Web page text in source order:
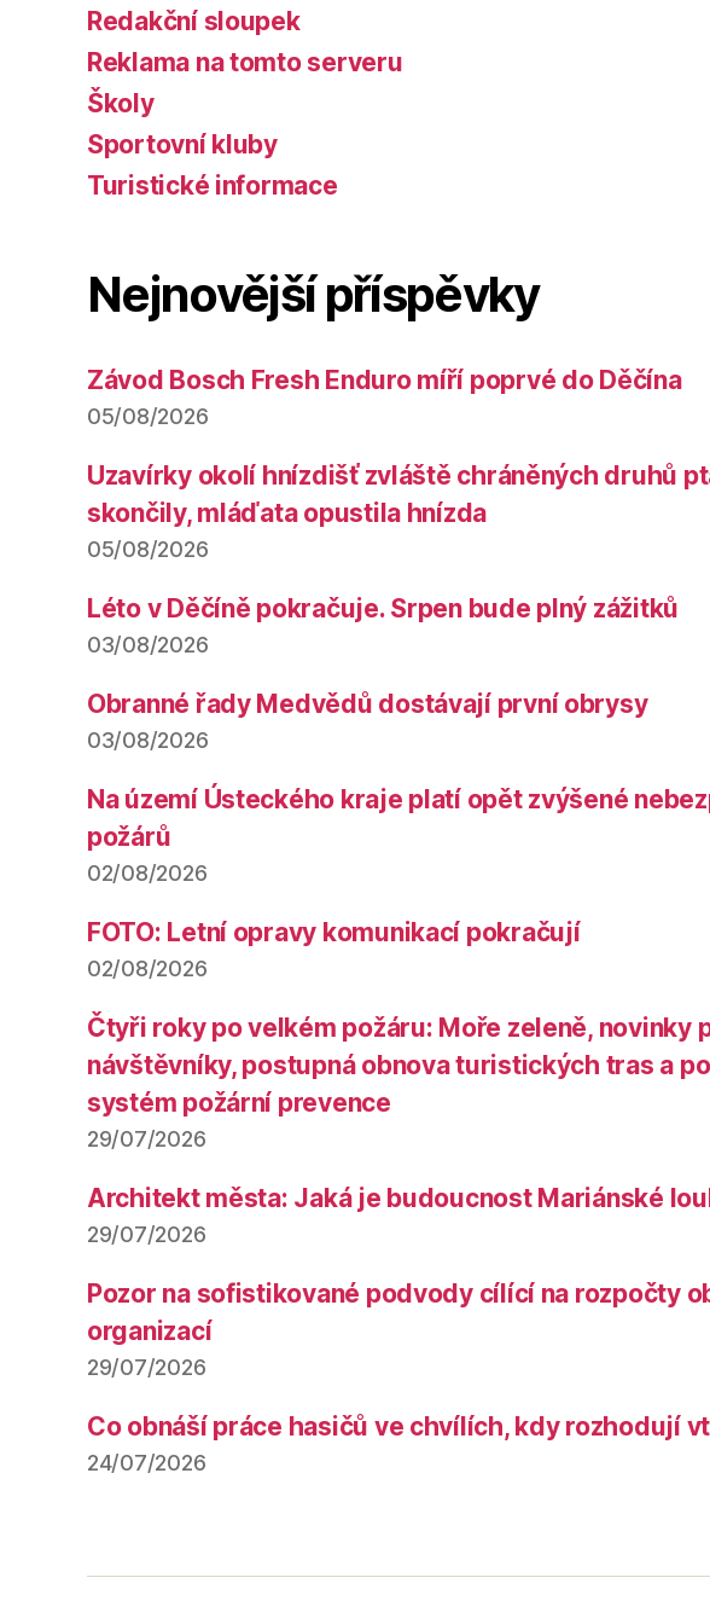
Redakční sloupek
Reklama na tomto serveru
Školy
Sportovní kluby
Turistické informace
Nejnovější příspěvky
Závod Bosch Fresh Enduro míří poprvé do Děčína
05/08/2026
Uzavírky okolí hnízdišť zvláště chráněných druhů
skončily, mláďata opustila hnízda
05/08/2026
Léto v Děčíně pokračuje. Srpen bude plný zážitků
03/08/2026
Obranné řady Medvědů dostávají první obrysy
03/08/2026
Na území Ústeckého kraje platí opět zvýšené
požárů
02/08/2026
FOTO: Letní opravy komunikací pokračují
02/08/2026
Čtyři roky po velkém požáru: Moře zeleně, novinky
návštěvníky, postupná obnova turistických tras a
systém požární prevence
29/07/2026
Architekt města: Jaká je budoucnost Mariánské
29/07/2026
Pozor na sofistikované podvody cílící na rozpočty
organizací
29/07/2026
Co obnáší práce hasičů ve chvílích, kdy rozhodují
24/07/2026